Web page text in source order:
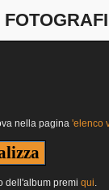
nella pagina 'elenco
dell'album premi qui.